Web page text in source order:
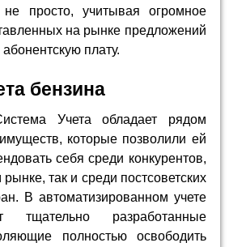
просто, учитывая огромное
на рынке предложений
плату.
бензина
Учета обладает рядом
которые позволили ей
себя среди конкурентов,
так и среди постсоветских
В автоматизированном учете
тщательно разработанные
полностью освободить